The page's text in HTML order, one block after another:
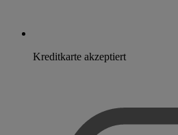
Kreditkarte akzeptiert